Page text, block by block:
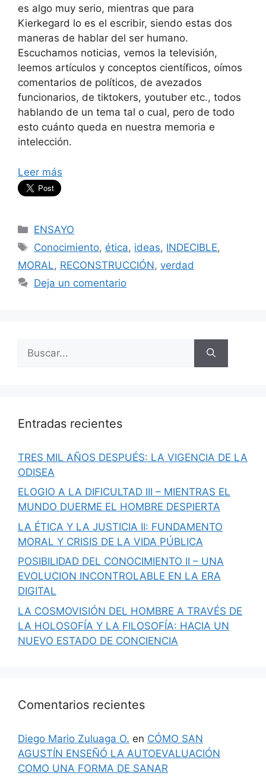
es algo muy serio, mientras que para
Kierkegard lo es el escribir, siendo estas dos
maneras de hablar del ser humano.
Escuchamos noticias, vemos la televisión,
leemos artículos y conceptos científicos, oímos
comentarios de políticos, de avezados
funcionarios, de tiktokers, youtuber etc., todos
hablando de un tema tal o cual, pero de todo
esto cuánto queda en nuestra memoria e
intelección.
Leer más
Categorías
ENSAYO
Etiquetas
Conocimiento, ética, ideas, INDECIBLE,
MORAL, RECONSTRUCCIÓN, verdad
Deja un comentario
Entradas recientes
TRES MIL AÑOS DESPUÉS: LA VIGENCIA DE LA
ODISEA
ELOGIO A LA DIFICULTAD III – MIENTRAS EL
MUNDO DUERME EL HOMBRE DESPIERTA
LA ÉTICA Y LA JUSTICIA II: FUNDAMENTO
MORAL Y CRISIS DE LA VIDA PÚBLICA
POSIBILIDAD DEL CONOCIMIENTO II – UNA
EVOLUCION INCONTROLABLE EN LA ERA
DIGITAL
LA COSMOVISIÓN DEL HOMBRE A TRAVÉS DE
LA HOLOSOFÍA Y LA FILOSOFÍA: HACIA UN
NUEVO ESTADO DE CONCIENCIA
Comentarios recientes
Diego Mario Zuluaga O. en CÓMO SAN
AGUSTÍN ENSEÑÓ LA AUTOEVALUACIÓN
COMO UNA FORMA DE SANAR